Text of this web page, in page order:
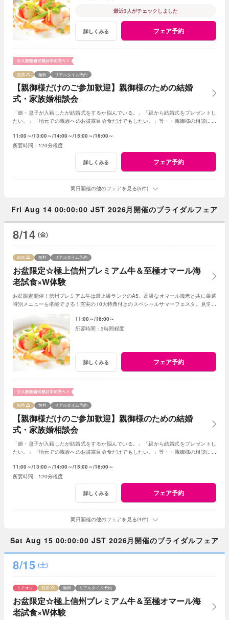
最近3人がチェックしました
詳しくみる フェア予約
【親御様だけのご参加歓迎】親御様のための結婚
式・家族婚相談会
残席 無料 リアルタイム予約
「娘・息子が入籍したが結婚式をするか悩んでいる。」「親から結婚式をプレゼントし
たい。」「地元での親族へのお披露目会食だけでもしたい。」等・・親御様の相談にベ
11:00～ 13:00～ 14:00～ 15:00～ 16:00～
120分程度
詳しくみる フェア予約
同日開催の他のフェアを見る(5件)
Fri Aug 14 00:00:00 JST 2026月開催のブライダルフェア
8/14 (金)
お盆限定☆極上信州プレミアム牛＆至極オマール海
老試食×W体験
残席 無料 リアルタイム予約
お盆限定開催！信州プレミアム牛は最上級ランクのA5。高級なオマール海老と共に厳選
特別メニューを堪能できる！充実の10大特典付きのスペシャルサマーフェスタ。見学＆
11:00～ 16:00～
3時間程度
詳しくみる フェア予約
【親御様だけのご参加歓迎】親御様のための結婚
式・家族婚相談会
残席 無料 リアルタイム予約
「娘・息子が入籍したが結婚式をするか悩んでいる。」「親から結婚式をプレゼントし
たい。」「地元での親族へのお披露目会食だけでもしたい。」等・・親御様の相談にベ
11:00～ 13:00～ 14:00～ 15:00～ 16:00～
120分程度
詳しくみる フェア予約
同日開催の他のフェアを見る(4件)
Sat Aug 15 00:00:00 JST 2026月開催のブライダルフェア
8/15 (土)
お盆限定☆極上信州プレミアム牛＆至極オマール海
老試食×W体験
イチオシ 残席 無料 リアルタイム予約